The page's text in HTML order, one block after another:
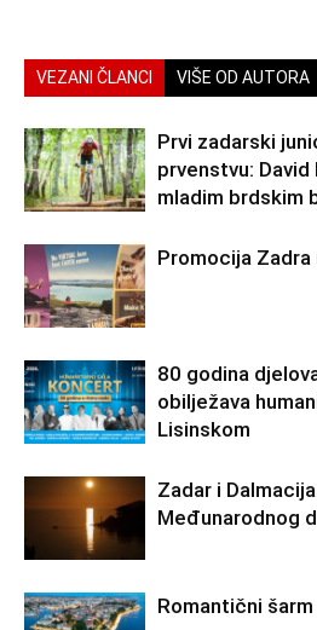
VEZANI ČLANCI VIŠE OD AUTORA
Prvi zadarski
prvenstvu:
mladim brdskim
Promocija Zadra
80 godina
obilježava
Lisinskom
Zadar i
Međunarodnog
Romantični